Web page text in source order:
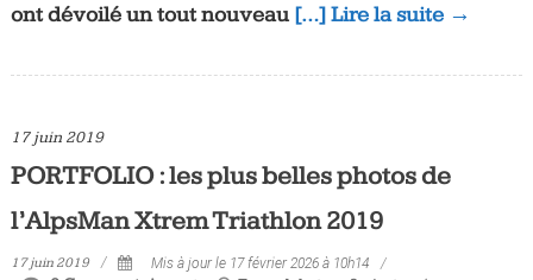
ont dévoilé un tout nouveau […] Lire la suite →
17 juin 2019
PORTFOLIO : les plus belles photos de
l’AlpsMan Xtrem Triathlon 2019
17 juin 2019 Mis à jour le 17 février 2026 à 10h14